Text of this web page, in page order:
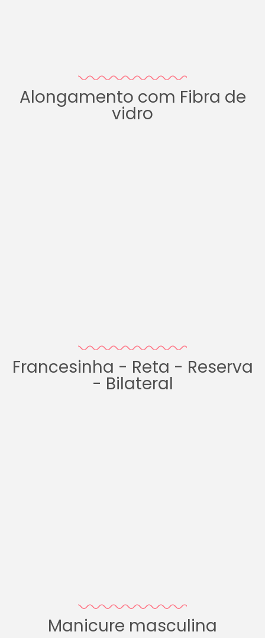
Alongamento com Fibra de
vidro
Francesinha - Reta - Reserva
- Bilateral
Manicure masculina